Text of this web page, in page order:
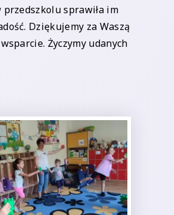
przedszkolu sprawiła im
Dziękujemy za Waszą
Życzymy udanych